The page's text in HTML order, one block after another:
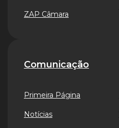
ZAP Câmara
Comunicação
Primeira Página
Notícias